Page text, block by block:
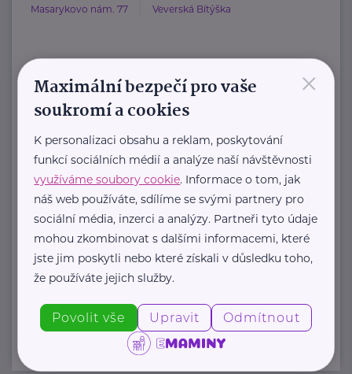
Masarykovo nám. 77 Veverská Bítýška
HARTMANN je odborník na
zdravotnické pomůcky a hygienická
Zaměřuje ...
https://hartmanndirect.com/cs-cz
+420 800 100 150
info@hartmanndirect.cz
Zobrazit přehled společností
×
Maximální bezpečí pro vaše
soukromí a cookies
K personalizaci obsahu a reklam, poskytování
funkcí sociálních médií a analýze naší návštěvnosti
využíváme soubory cookie. Informace o tom, jak
náš web používáte, sdílíme se svými partnery pro
sociální média, inzerci a analýzy. Partneři tyto údaje
mohou zkombinovat s dalšími informacemi, které
jste jim poskytli nebo které získali v důsledku toho,
že používáte jejich služby.
Povolit vše Upravit Odmítnout